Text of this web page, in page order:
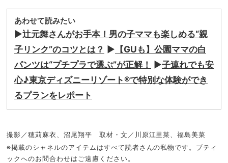
あわせて読みたい
▶︎辻元舞さんがお手本！男の子ママも楽しめる“親
子リンク”のコツとは？ ▶︎ 【GUも】公園ママの白
パンツは“プチプラで選ぶ”が正解！
▶子連れでも安
心♪東京ディズニーリゾート®で特別な体験ができ
るプランをレポート
撮影／穂苅麻衣、沼尾翔平 取材・文／川原江里菜、福島美菜
※掲載のシャネルのアイテムはすべて読者さんの私物です。ブティ
ックへのお問合わせはご遠慮ください。